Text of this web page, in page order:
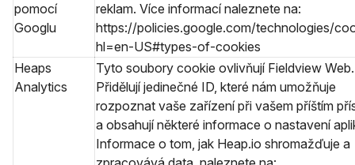
pomocí
Googlu
reklam. Více informací naleznete na:
https://policies.google.com/technologies/
hl=en-US#types-of-cookies
Heaps
Analytics
Tyto soubory cookie ovlivňují Fieldview Web.
Přidělují jedinečné ID, které nám umožňuje
rozpoznat vaše zařízení při vašem příštím
a obsahují některé informace o nastavení
Informace o tom, jak Heap.io shromažďuje a